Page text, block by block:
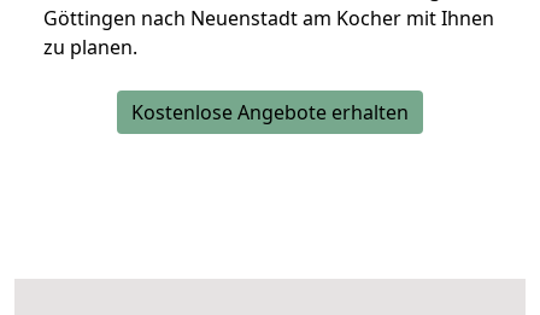
Göttingen nach Neuenstadt am Kocher mit Ihnen
zu planen.
Kostenlose Angebote erhalten